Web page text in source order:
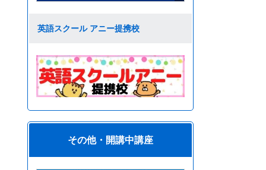
英語スクール アニー提携校
その他・開講中講座